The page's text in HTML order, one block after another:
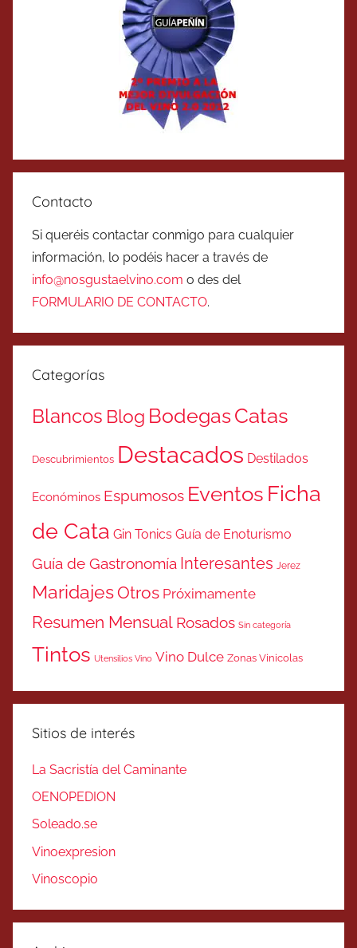
Contacto
Si queréis contactar conmigo para cualquier
información, lo podéis hacer a través de
info@nosgustaelvino.com o des del
FORMULARIO DE CONTACTO.
Categorías
Blancos Blog BodegasCatas
Descubrimientos Destacados Destilados
Económinos Espumosos Eventos Ficha
de Cata Gin Tonics Guía de Enoturismo
Guía de Gastronomía Interesantes Jerez
MaridajesOtros Próximamente
Resumen Mensual Rosados Sin categoría
Tintos Utensilios Vino Vino Dulce Zonas Vinicolas
Sitios de interés
La Sacristía del Caminante
OENOPEDION
Soleado.se
Vinoexpresion
Vinoscopio